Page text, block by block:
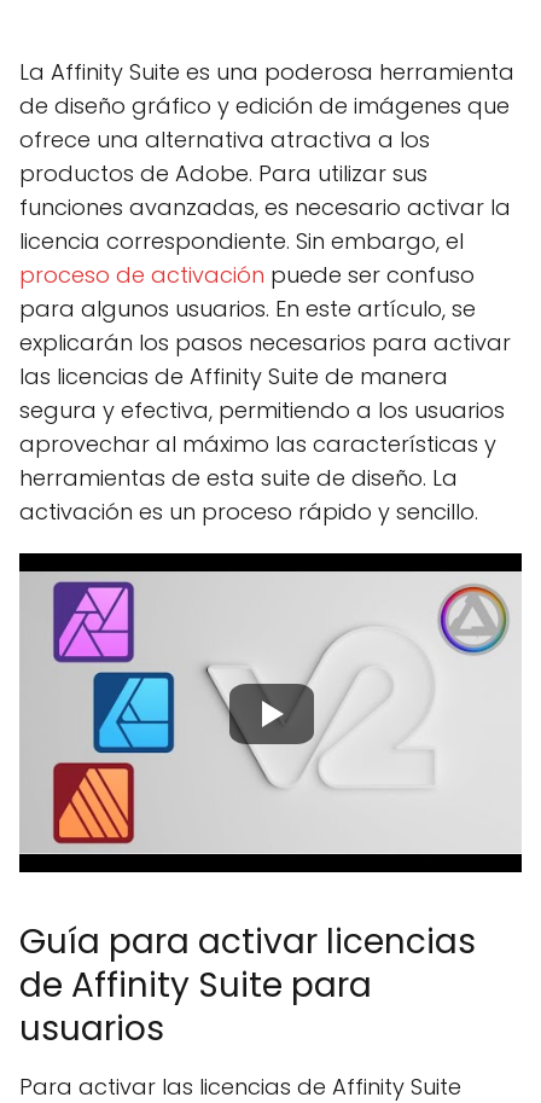
p
r
t
i
r
e
n
w
t
t
e
r
)
p
a
r
t
i
r
e
n
e
b
o
o
k
p
a
r
t
i
r
e
n
t
e
r
e
s
t
p
a
r
t
i
r
e
n
k
e
d
I
n
p
r
n
i
La Affinity Suite es una poderosa herramienta
de diseño gráfico y edición de imágenes que
ofrece una alternativa atractiva a los
productos de Adobe. Para utilizar sus
funciones avanzadas, es necesario activar la
licencia correspondiente. Sin embargo, el
proceso de activación puede ser confuso
para algunos usuarios. En este artículo, se
explicarán los pasos necesarios para activar
las licencias de Affinity Suite de manera
segura y efectiva, permitiendo a los usuarios
aprovechar al máximo las características y
herramientas de esta suite de diseño. La
activación es un proceso rápido y sencillo.
Guía para activar licencias
de Affinity Suite para
usuarios
Para activar las licencias de Affinity Suite